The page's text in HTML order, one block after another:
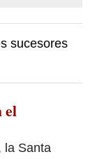
sucesores
el
la Santa